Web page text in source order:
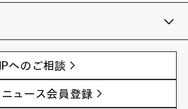
事例
イベントレポート
AI PC
AIワークステーション
へのご相談
ュース会員登録